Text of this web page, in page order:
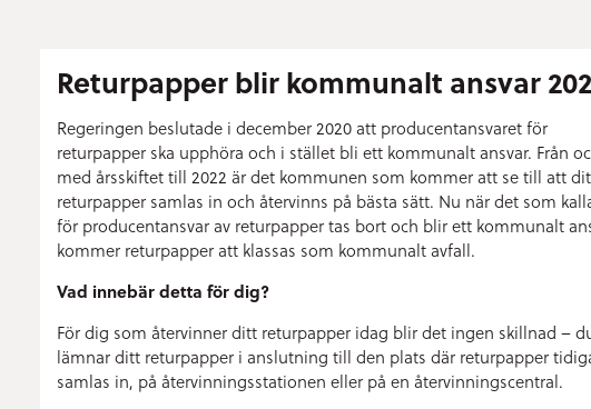
Returpapper blir kommunalt ansvar
Regeringen beslutade i december 2020 att producentansvaret för
returpapper ska upphöra och i stället bli ett kommunalt ansvar. Från
med årsskiftet till 2022 är det kommunen som kommer att se till att
returpapper samlas in och återvinns på bästa sätt. Nu när det som
för producentansvar av returpapper tas bort och blir ett kommunalt
kommer returpapper att klassas som kommunalt avfall.
Vad innebär detta för dig?
För dig som återvinner ditt returpapper idag blir det ingen skillnad –
lämnar ditt returpapper i anslutning till den plats där returpapper
samlas in, på återvinningsstationen eller på en återvinningscentral.